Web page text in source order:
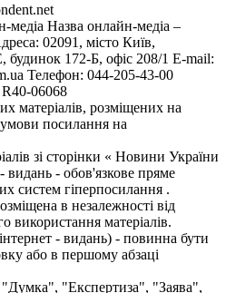
медіа Назва онлайн-медіа –
02091, місто Київ,
172-Б, офіс 208/1 E-mail:
Телефон: 044-205-43-00
R40-06068
матеріалів, розміщених на
умови посилання на
зі сторінки « Новини України
- видань - обов'язкове пряме
систем гіперпосилання .
в незалежності від
використання матеріалів.
- видань) - повинна бути
або в першому абзаці
"Експертиза", "Заява",